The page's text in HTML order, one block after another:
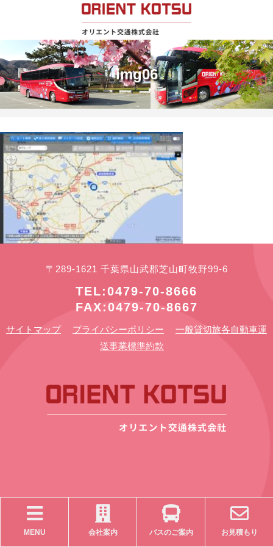
img06
〒289-1621 千葉県山武郡芝山町牧野99-6
TEL:0479-70-8666
FAX:0479-70-8667
サイトマップ プライバシーポリシー
一般貸切旅各自動車運
送事業標準約款
MENU 会社案内 バスのご案内 お見積もり